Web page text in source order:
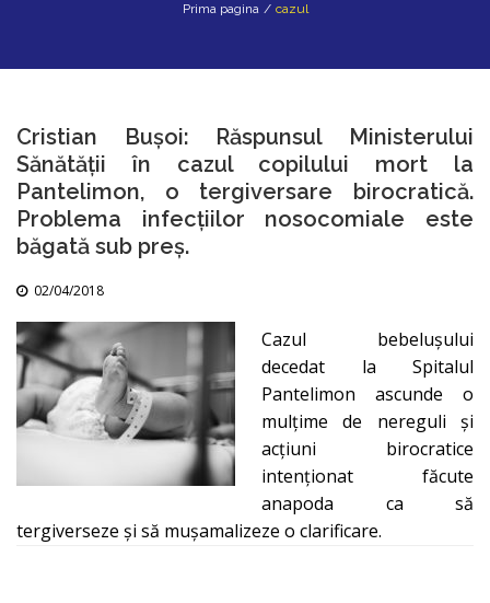
Prima pagina / cazul
Cristian Bușoi: Răspunsul Ministerului
Sănătății în cazul copilului mort la
Pantelimon, o tergiversare birocratică.
Problema infecțiilor nosocomiale este
băgată sub preș.
02/04/2018
Cazul bebelușului
decedat la Spitalul
Pantelimon ascunde o
mulțime de nereguli și
acțiuni birocratice
intenționat făcute
anapoda ca să
tergiverseze și să mușamalizeze o clarificare.